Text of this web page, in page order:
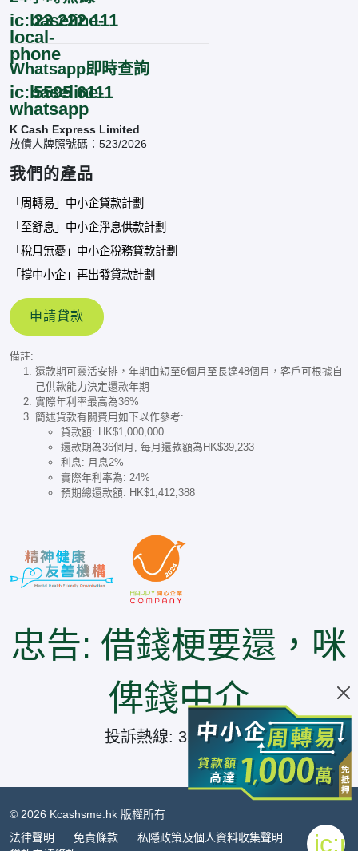
ic:baseline-
local-
phone
23 222 111
Whatsapp即時查詢
ic:baseline-
whatsapp
5595 6111
K Cash Express Limited
放債人牌照號碼：523/2026
我們的產品
「周轉易」中小企貸款計劃
「至舒息」中小企淨息供款計劃
「稅月無憂」中小企稅務貸款計劃
「撐中小企」再出發貸款計劃
申請貸款
備註:
還款期可靈活安排，年期由短至6個月至長達48個月，客戶可根據自
己供款能力決定還款年期
實際年利率最高為36%
簡述貨款有關費用如下以作參考:
貸款額: HK$1,000,000
還款期為36個月, 每月還款額為HK$39,233
利息: 月息2%
實際年利率為: 24%
預期總還款額: HK$1,412,388
忠告: 借錢梗要還，咪
俾錢中介
投訴熱線: 3185 8847
© 2026 Kcashsme.hk 版權所有
法律聲明
免責條款
私隱政策及個人資料收集聲明